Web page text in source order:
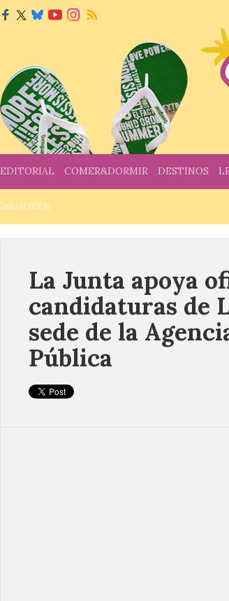
EDITORIAL COMER&DORMIR DESTINOS
InfoJOVEN
La Junta apoya
candidaturas de
sede de la
Pública